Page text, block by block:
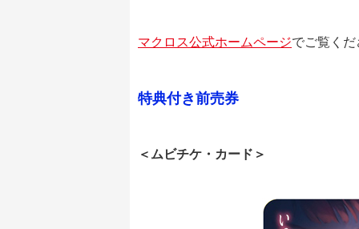
マクロス公式ホームページでご覧くだ
特典付き前売券
＜ムビチケ・カード＞